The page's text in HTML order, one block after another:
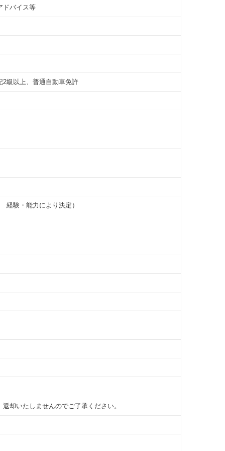
ドバイス等
2級以上、普通自動車免許
験・能力により決定）
却いたしませんのでご了承ください。